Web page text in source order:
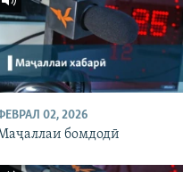
02, 2026
бомдодӣ